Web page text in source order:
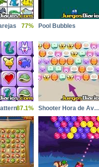
77% Pool Bubbles
87.1% Shooter Hora de Aventura